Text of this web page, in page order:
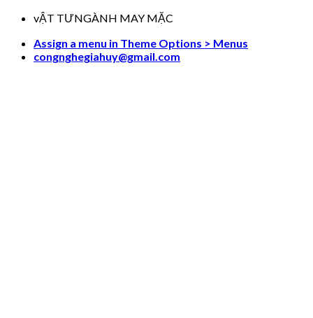
Skip
content
vẬT TƯNGÀNH MAY MẶC
Assign a menu in Theme Options > Menus
congnghegiahuy@gmail.com